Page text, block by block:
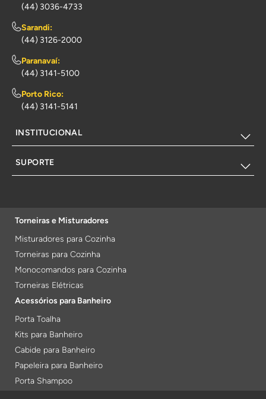
(44) 3036-4733
Sarandi:
(44) 3126-2000
Paranavaí:
(44) 3141-5100
Porto Rico:
(44) 3141-5141
INSTITUCIONAL
SUPORTE
Torneiras e Misturadores
Misturadores para Cozinha
Torneiras para Cozinha
Monocomandos para Cozinha
Torneiras Elétricas
Acessórios para Banheiro
Porta Toalha
Kits para Banheiro
Cabide para Banheiro
Papeleira para Banheiro
Porta Shampoo